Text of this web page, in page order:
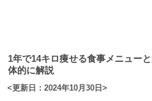
1年で14キロ痩せる食事メニュー
体的に解説
<更新日：2024年10月30日>